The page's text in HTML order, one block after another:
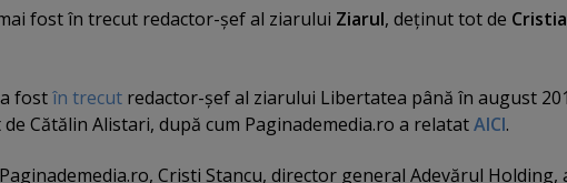
fost în trecut redactor-şef al ziarului Ziarul, deţinut tot de
fostîn trecut redactor-şef al ziarului Libertatea până în august
Cătălin Alistari, după cum Paginademedia.ro a relatatAICI.
Cristi Stancu, director general Adevărul Holding,